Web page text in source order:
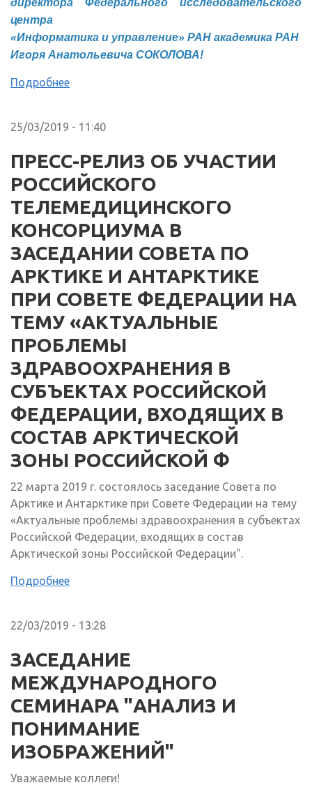
центра
«Информатика и управление» РАН академика РАН
Игоря Анатольевича СОКОЛОВА!
Подробнее
25/03/2019 - 11:40
ПРЕСС-РЕЛИЗ ОБ УЧАСТИИ
РОССИЙСКОГО
ТЕЛЕМЕДИЦИНСКОГО
КОНСОРЦИУМА В
ЗАСЕДАНИИ СОВЕТА ПО
АРКТИКЕ И АНТАРКТИКЕ
ПРИ СОВЕТЕ ФЕДЕРАЦИИ НА
ТЕМУ «АКТУАЛЬНЫЕ
ПРОБЛЕМЫ
ЗДРАВООХРАНЕНИЯ В
СУБЪЕКТАХ РОССИЙСКОЙ
ФЕДЕРАЦИИ, ВХОДЯЩИХ В
СОСТАВ АРКТИЧЕСКОЙ
ЗОНЫ РОССИЙСКОЙ Ф
22 марта 2019 г. состоялось заседание Совета по
Арктике и Антарктике при Совете Федерации на тему
«Актуальные проблемы здравоохранения в субъектах
Российской Федерации, входящих в состав
Арктической зоны Российской Федерации".
Подробнее
22/03/2019 - 13:28
ЗАСЕДАНИЕ
МЕЖДУНАРОДНОГО
СЕМИНАРА "АНАЛИЗ И
ПОНИМАНИЕ
ИЗОБРАЖЕНИЙ"
Уважаемые коллеги!